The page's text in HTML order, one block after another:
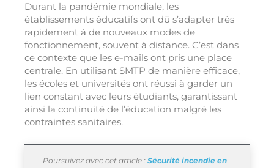
Durant la pandémie mondiale, les
établissements éducatifs ont dû s’adapter très
rapidement à de nouveaux modes de
fonctionnement, souvent à distance. C’est dans
ce contexte que les e-mails ont pris une place
centrale. En utilisant SMTP de manière efficace,
les écoles et universités ont réussi à garder un
lien constant avec leurs étudiants, garantissant
ainsi la continuité de l’éducation malgré les
contraintes sanitaires.
Poursuivez avec cet article : Sécurité incendie en